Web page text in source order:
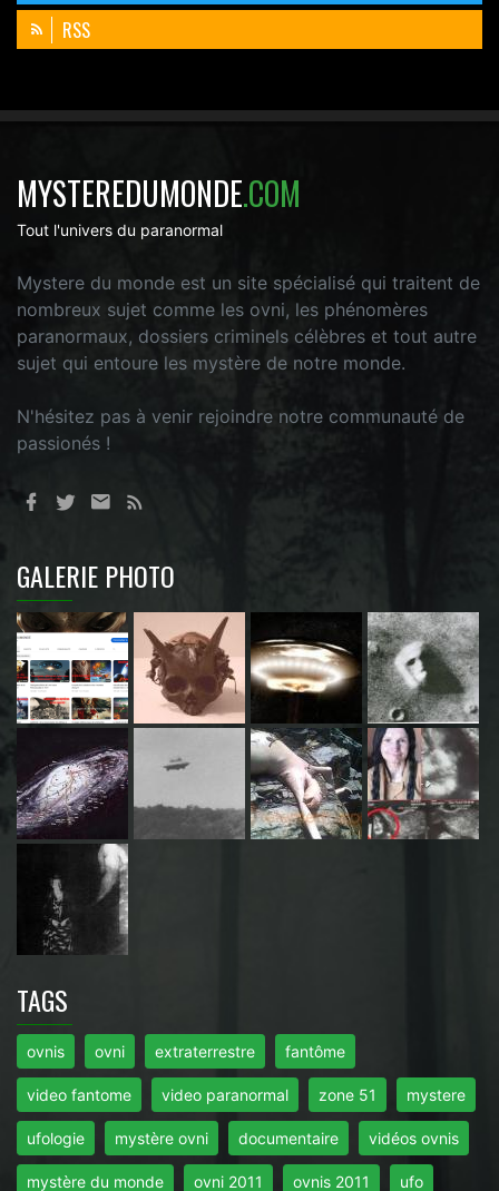
RSS
MYSTEREDUMONDE.COM
Tout l'univers du paranormal
Mystere du monde est un site spécialisé qui traitent de
nombreux sujet comme les ovni, les phénomères
paranormaux, dossiers criminels célèbres et tout autre
sujet qui entoure les mystère de notre monde.
N'hésitez pas à venir rejoindre notre communauté de
passionés !
GALERIE PHOTO
TAGS
ovnis ovni extraterrestre fantôme
video fantome video paranormal zone 51 mystere
ufologie mystère ovni documentaire vidéos ovnis
mystère du monde ovni 2011 ovnis 2011 ufo